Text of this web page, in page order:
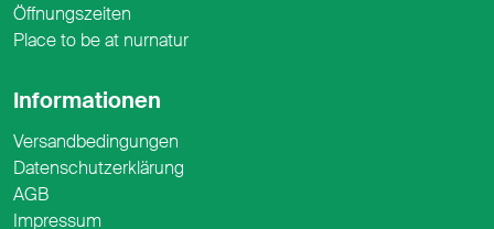
Öffnungszeiten
Place to be at nurnatur
Informationen
Versandbedingungen
Datenschutzerklärung
AGB
Impressum